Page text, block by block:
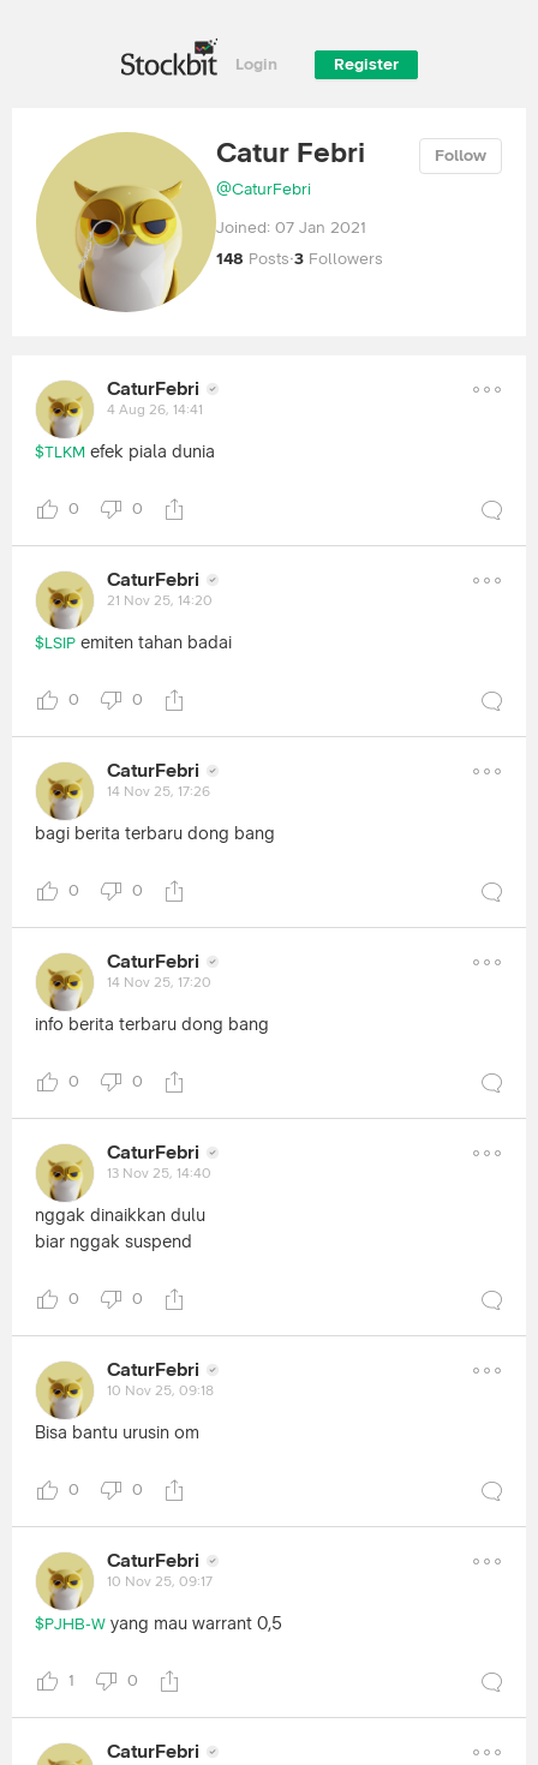
Login Register
Catur Febri
@CaturFebri
Follow
Joined: 07 Jan 2021
148 Posts·3 Followers
CaturFebri
4 Aug 26, 14:41
$TLKM efek piala dunia
0 0
CaturFebri
21 Nov 25, 14:20
$LSIP emiten tahan badai
0 0
CaturFebri
14 Nov 25, 17:26
bagi berita terbaru dong bang
0 0
CaturFebri
14 Nov 25, 17:20
info berita terbaru dong bang
0 0
CaturFebri
13 Nov 25, 14:40
nggak dinaikkan dulu
biar nggak suspend
0 0
CaturFebri
10 Nov 25, 09:18
Bisa bantu urusin om
0 0
CaturFebri
10 Nov 25, 09:17
$PJHB-W yang mau warrant 0,5
1 0
CaturFebri